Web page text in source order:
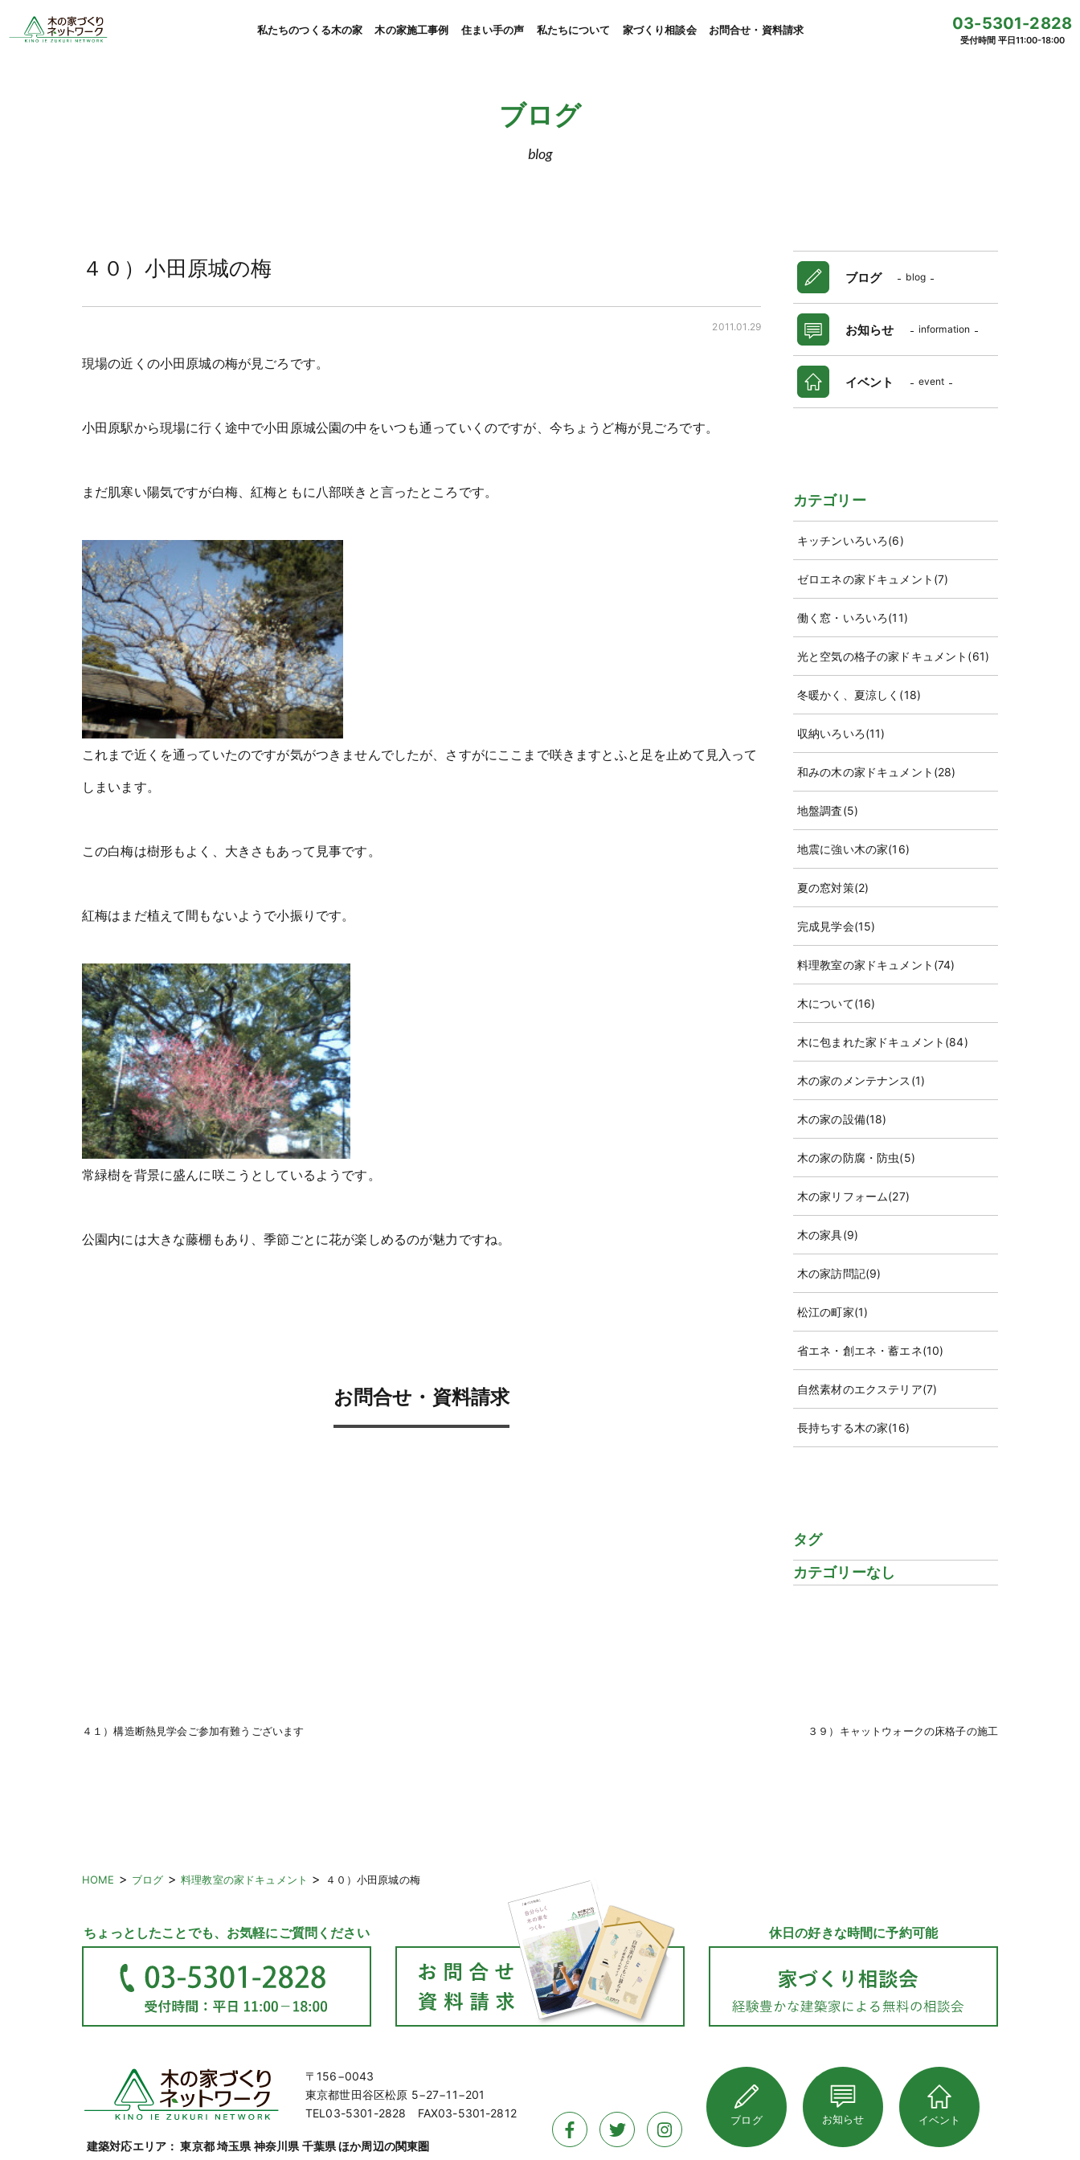
私たちのつくる木の家 木の家施工事例 住まい手の声 私たちについて 家づくり相談会 お問合せ・資料請求 03-5301-2828
受付時間 平日11:00-18:00
ブログ
blog
４０）小田原城の梅
2011.01.29
現場の近くの小田原城の梅が見ごろです。
小田原駅から現場に行く途中で小田原城公園の中をいつも通っていくのですが、今ちょうど梅が見ごろです。
まだ肌寒い陽気ですが白梅、紅梅ともに八部咲きと言ったところです。
これまで近くを通っていたのですが気がつきませんでしたが、さすがにここまで咲きますとふと足を止めて見入って
しまいます。
この白梅は樹形もよく、大きさもあって見事です。
紅梅はまだ植えて間もないようで小振りです。
常緑樹を背景に盛んに咲こうとしているようです。
公園内には大きな藤棚もあり、季節ごとに花が楽しめるのが魅力ですね。
お問合せ・資料請求
ブログ blog
お知らせ information
イベント event
カテゴリー
キッチンいろいろ(6)
ゼロエネの家ドキュメント (7)
働く窓・いろいろ(11)
光と空気の格子の家ドキュメント (61)
冬暖かく、夏涼しく (18)
収納いろいろ(11)
和みの木の家ドキュメント (28)
地盤調査(5)
地震に強い木の家(16)
夏の窓対策(2)
完成見学会(15)
料理教室の家ドキュメント (74)
木について(16)
木に包まれた家ドキュメント (84)
木の家のメンテナンス (1)
木の家の設備(18)
木の家の防腐・防虫(5)
木の家リフォーム(27)
木の家具(9)
木の家訪問記(9)
松江の町家(1)
省エネ・創エネ・蓄エネ(10)
自然素材のエクステリア(7)
長持ちする木の家(16)
タグ
カテゴリーなし
４１）構造断熱見学会ご参加有難うございます ３９）キャットウォークの床格子の施工
HOME > ブログ >料理教室の家ドキュメント > ４０）小田原城の梅
ちょっとしたことでも、お気軽にご質問ください 休日の好きな時間に予約可能
〒156−0043
東京都世田谷区松原 5−27−11−201
TEL03-5301-2828 FAX03-5301-2812
建築対応エリア： 東京都 埼玉県 神奈川県 千葉県 ほか周辺の関東圏
ブログ お知らせ イベント